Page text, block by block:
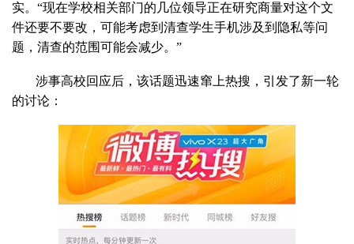
实。“现在学校相关部门的几位领导正在研究商量对这个文
件还要不要改，可能考虑到清查学生手机涉及到隐私等问
题，清查的范围可能会减少。”
涉事高校回应后，该话题迅速窜上热搜，引发了新一轮
的讨论：